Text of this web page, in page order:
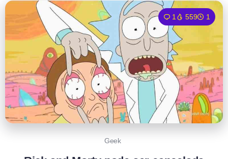
1 559 1
Geek